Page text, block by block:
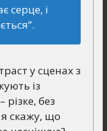
серце, і
у сценах з
із
без
скажу, що